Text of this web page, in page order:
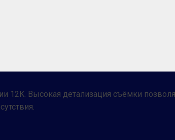
Высокая детализация съёмки